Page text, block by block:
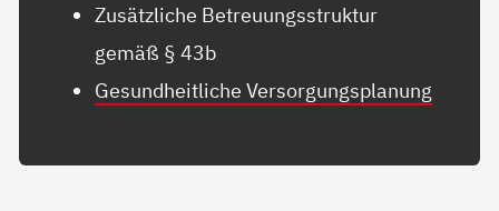
Zusätzliche Betreuungsstruktur
gemäß § 43b
Gesundheitliche Versorgungsplanung